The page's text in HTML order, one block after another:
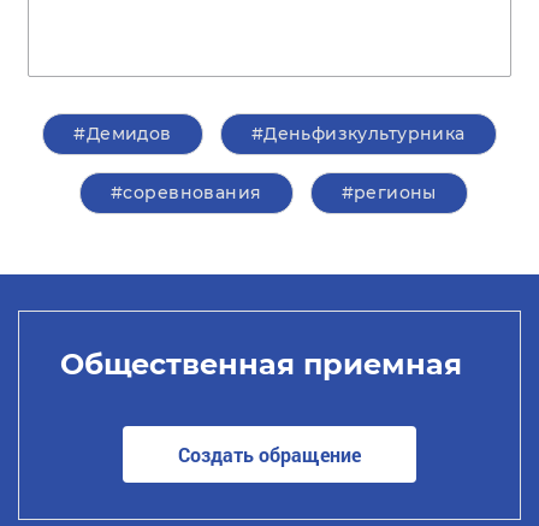
#Демидов #Деньфизкультурника
#соревнования #регионы
Общественная приемная
Создать обращение